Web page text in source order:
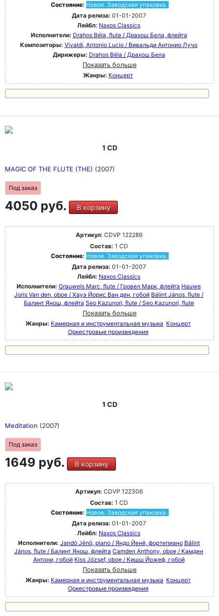
Состояние: Новое. Заводская упаковка.
Дата релиза: 01-01-2007
Лейбл: Naxos Classics
Исполнители: Drahos Béla, flute / Драхош Бела, флейта
Композиторы: Vivaldi, Antonio Lucio / Вивальди Антонио Лучо
Дирижеры: Drahos Béla / Драхош Бела
Показать больше
Жанры: Концерт
1 CD
MAGIC OF THE FLUTE (THE) (2007)
Под заказ
4050 руб. В корзину
Артикул: CDVP 122289
Состав: 1 CD
Состояние: Новое. Заводская упаковка.
Дата релиза: 01-01-2007
Лейбл: Naxos Classics
Исполнители: Grauwels Marc, flute / Гровел Марк, флейта Hauwe
Joris Van den, oboe / Хауэ Йорис Ван ден, гобой Bálint János, flute /
Балинт Янош, флейта Seo Kazunori, flute / Seo Kazunori, flute
Показать больше
Жанры: Камерная и инструментальная музыка Концерт
Оркестровые произведения
1 CD
Meditation (2007)
Под заказ
1649 руб. В корзину
Артикул: CDVP 122306
Состав: 1 CD
Состояние: Новое. Заводская упаковка.
Дата релиза: 01-01-2007
Лейбл: Naxos Classics
Исполнители: Jandó Jénö, piano / Яндо Йенё, фортепиано Bálint
János, flute / Балинт Янош, флейта Camden Anthony, oboe / Камден
Антони, гобой Kiss József, oboe / Кишш Йожеф, гобой
Показать больше
Жанры: Камерная и инструментальная музыка Концерт
Оркестровые произведения